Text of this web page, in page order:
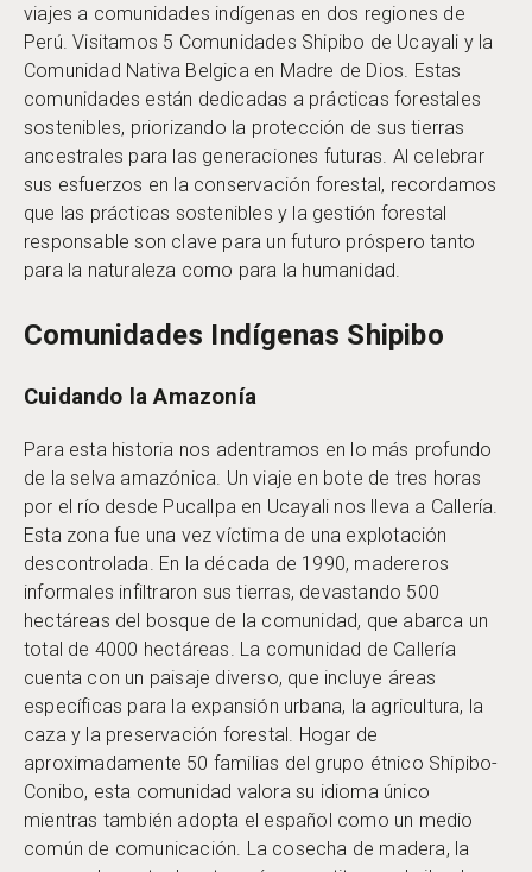
viajes a comunidades indígenas en dos regiones de
Perú. Visitamos 5 Comunidades Shipibo de Ucayali y la
Comunidad Nativa Belgica en Madre de Dios. Estas
comunidades están dedicadas a prácticas forestales
sostenibles, priorizando la protección de sus tierras
ancestrales para las generaciones futuras. Al celebrar
sus esfuerzos en la conservación forestal, recordamos
que las prácticas sostenibles y la gestión forestal
responsable son clave para un futuro próspero tanto
para la naturaleza como para la humanidad.
Comunidades Indígenas Shipibo
Cuidando la Amazonía
Para esta historia nos adentramos en lo más profundo
de la selva amazónica. Un viaje en bote de tres horas
por el río desde Pucallpa en Ucayali nos lleva a Callería.
Esta zona fue una vez víctima de una explotación
descontrolada. En la década de 1990, madereros
informales infiltraron sus tierras, devastando 500
hectáreas del bosque de la comunidad, que abarca un
total de 4000 hectáreas. La comunidad de Callería
cuenta con un paisaje diverso, que incluye áreas
específicas para la expansión urbana, la agricultura, la
caza y la preservación forestal. Hogar de
aproximadamente 50 familias del grupo étnico Shipibo-
Conibo, esta comunidad valora su idioma único
mientras también adopta el español como un medio
común de comunicación. La cosecha de madera, la